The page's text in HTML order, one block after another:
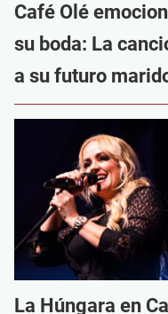
Café Olé
su boda: La
a su futuro
La Húngara en